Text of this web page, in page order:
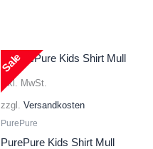
inkl. MwSt.
zzgl. Versandkosten
PurePure
PurePure Kids Shirt Mull
Sale